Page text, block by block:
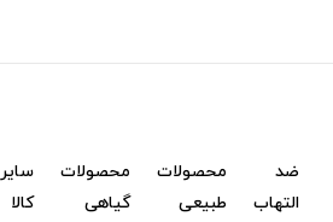
ضد
التهاب
محصولات
طبیعی
محصولات
گیاهی
سایر
کالا